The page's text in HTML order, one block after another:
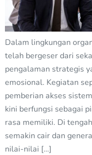
Dalam lingkungan
telah bergeser dari
pengalaman strategis
emosional. Kegiatan
pemberian akses
kini berfungsi sebagai
rasa memiliki. Di
semakin cair dan
nilai-nilai […]